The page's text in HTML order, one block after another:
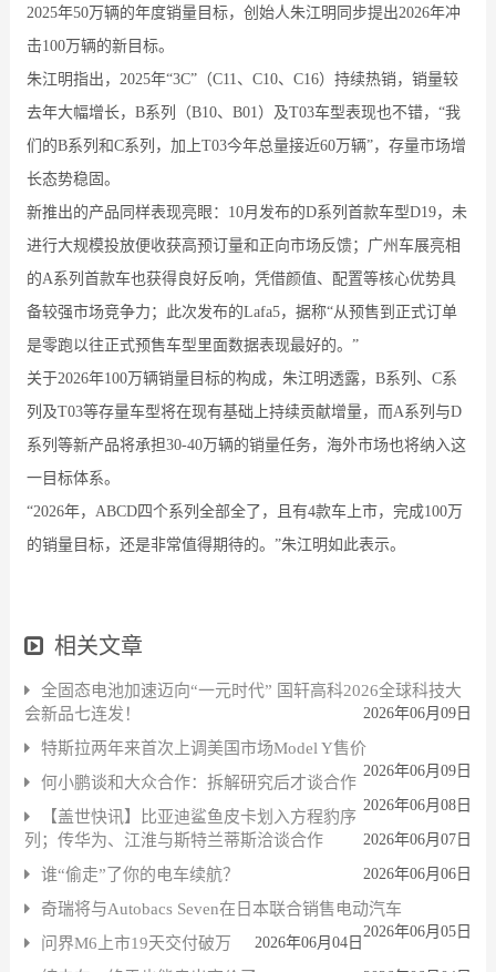
2025年50万辆的年度销量目标，创始人朱江明同步提出2026年冲
击100万辆的新目标。
朱江明指出，2025年“3C”（C11、C10、C16）持续热销，销量较
去年大幅增长，B系列（B10、B01）及T03车型表现也不错，“我
们的B系列和C系列，加上T03今年总量接近60万辆”，存量市场增
长态势稳固。
新推出的产品同样表现亮眼：10月发布的D系列首款车型D19，未
进行大规模投放便收获高预订量和正向市场反馈；广州车展亮相
的A系列首款车也获得良好反响，凭借颜值、配置等核心优势具
备较强市场竞争力；此次发布的Lafa5，据称“从预售到正式订单
是零跑以往正式预售车型里面数据表现最好的。”
关于2026年100万辆销量目标的构成，朱江明透露，B系列、C系
列及T03等存量车型将在现有基础上持续贡献增量，而A系列与D
系列等新产品将承担30-40万辆的销量任务，海外市场也将纳入这
一目标体系。
“2026年，ABCD四个系列全部全了，且有4款车上市，完成100万
的销量目标，还是非常值得期待的。”朱江明如此表示。
相关文章
全固态电池加速迈向“一元时代” 国轩高科2026全球科技大
会新品七连发！
2026年06月09日
特斯拉两年来首次上调美国市场Model Y售价
2026年06月09日
何小鹏谈和大众合作：拆解研究后才谈合作
2026年06月08日
【盖世快讯】比亚迪鲨鱼皮卡划入方程豹序
列；传华为、江淮与斯特兰蒂斯洽谈合作
2026年06月07日
谁“偷走”了你的电车续航？ 2026年06月06日
奇瑞将与Autobacs Seven在日本联合销售电动汽车
2026年06月05日
问界M6上市19天交付破万 2026年06月04日